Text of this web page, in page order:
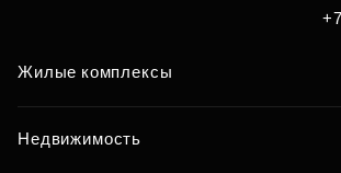
Жилые комплексы
Недвижимость